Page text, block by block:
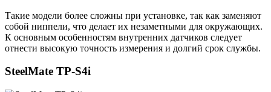
Такие модели более сложны при установке, так как заменяют
собой ниппели, что делает их незаметными для окружающих.
К основным особенностям внутренних датчиков следует
отнести высокую точность измерения и долгий срок службы.
SteelMate TP-S4i